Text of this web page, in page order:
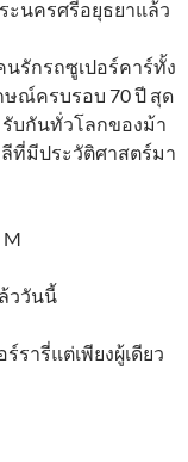
ะนครศรีอยุธยาแล้ว
รักรถซูเปอร์คาร์ทั้ง
ษณ์ครบรอบ 70 ปี สุด
บกันทั่วโลกของม้า
ที่มีประวัติศาสตร์มา
ววันนี้
รารี่แต่เพียงผู้เดียว